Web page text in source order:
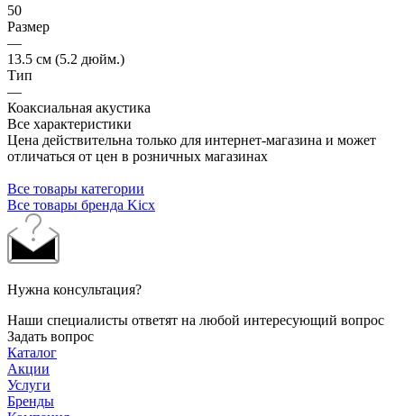
50
Размер
—
13.5 см (5.2 дюйм.)
Тип
—
Коаксиальная акустика
Все характеристики
Цена действительна только для интернет-магазина и может
отличаться от цен в розничных магазинах
Все товары категории
Все товары бренда Kicx
Нужна консультация?
Наши специалисты ответят на любой интересующий вопрос
Задать вопрос
Каталог
Акции
Услуги
Бренды